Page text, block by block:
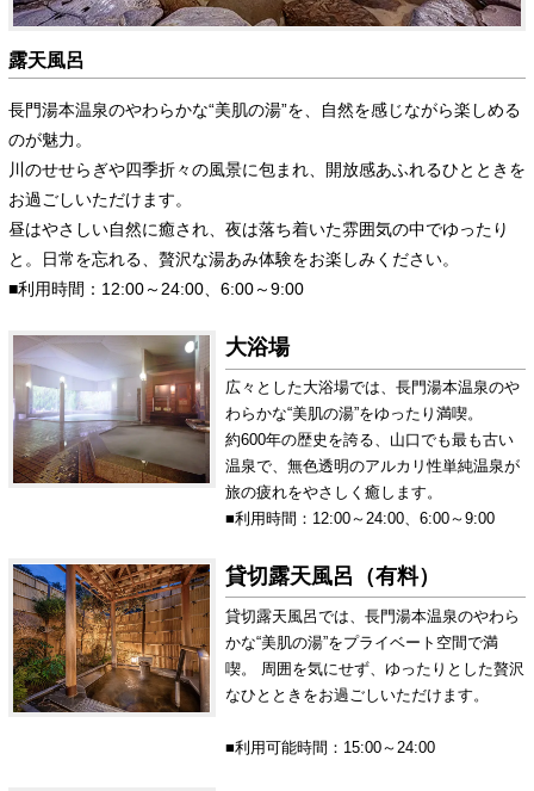
露天風呂
長門湯本温泉のやわらかな“美肌の湯”を、自然を感じながら楽しめる
のが魅力。
川のせせらぎや四季折々の風景に包まれ、開放感あふれるひとときを
お過ごしいただけます。
昼はやさしい自然に癒され、夜は落ち着いた雰囲気の中でゆったり
と。日常を忘れる、贅沢な湯あみ体験をお楽しみください。
■利用時間：12:00～24:00、6:00～9:00
大浴場
広々とした大浴場では、長門湯本温泉のや
わらかな“美肌の湯”をゆったり満喫。
約600年の歴史を誇る、山口でも最も古い
温泉で、無色透明のアルカリ性単純温泉が
旅の疲れをやさしく癒します。
■利用時間：12:00～24:00、6:00～9:00
貸切露天風呂（有料）
貸切露天風呂では、長門湯本温泉のやわら
かな“美肌の湯”をプライベート空間で満
喫。 周囲を気にせず、ゆったりとした贅沢
なひとときをお過ごしいただけます。
■利用可能時間：15:00～24:00